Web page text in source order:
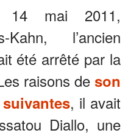
14 mai 2011,
Kahn, l’ancien
été arrêté par la
raisons de son
, il avait
Diallo, une